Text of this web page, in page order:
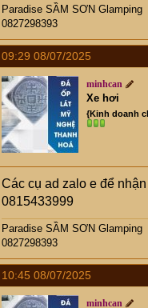
Paradise SẦM SƠN Glamping
0827298393
09:29 08/07/2025
minhcan
Xe hơi
{Kinh doanh
Các cụ ad zalo e để
0815433999
Paradise SẦM SƠN Glamping
0827298393
10:45 08/07/2025
minhcan